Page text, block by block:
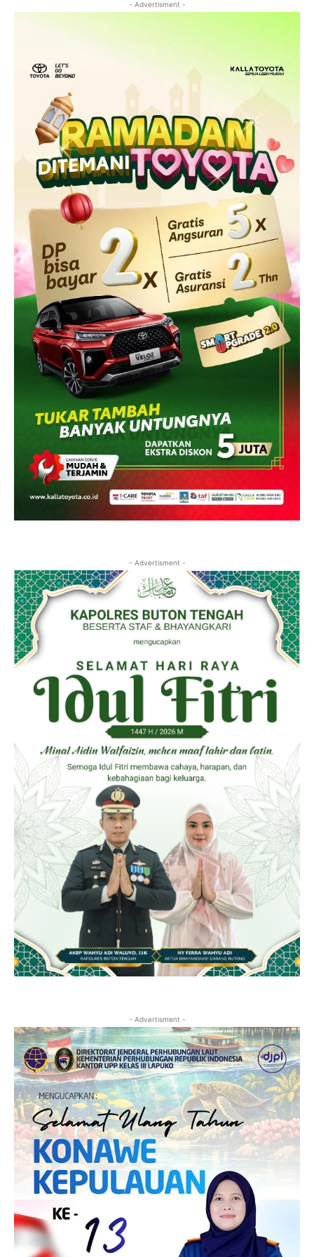
- Advertisment -
- Advertisment -
- Advertisment -